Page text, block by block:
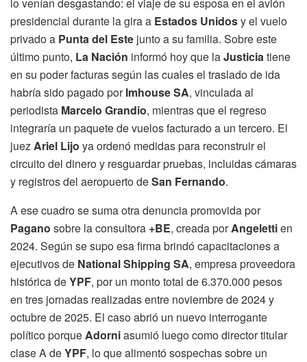
presidencial durante la gira a Estados Unidosy el vuelo
privado a Punta del Este junto a su familia. Sobre este
último punto, La Nación informó hoy que laJusticiatiene
en su poder facturas según las cuales el traslado de ida
habría sido pagado porImhouse SA, vinculada al
periodista Marcelo Grandio, mientras que el regreso
integraría un paquete de vuelos facturado a un tercero. El
juezAriel Lijo ya ordenó medidas para reconstruir el
circuito del dinero y resguardar pruebas, incluidas cámaras
y registros del aeropuerto deSan Fernando.
A ese cuadro se suma otra denuncia promovida por
Pagano sobre la consultora +BE, creada porAngelettien
2024. Según se supo esa firma brindó capacitaciones a
ejecutivos de National Shipping SA, empresa proveedora
histórica deYPF, por un monto total de 6.370.000 pesos
en tres jornadas realizadas entre noviembre de 2024 y
octubre de 2025. El caso abrió un nuevo interrogante
político porqueAdorniasumió luego como director titular
clase A deYPF, lo que alimentó sospechas sobre un